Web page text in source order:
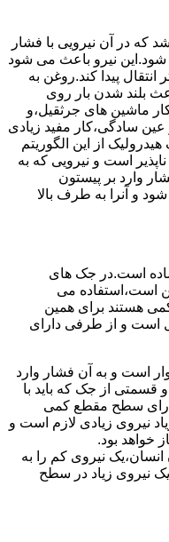
که در آن نیرویی با فشار
شود.این نیرو باعث می شود
پیدا کند.روغن به
بلند شدن بار روی
ماشین های جرثقیل،و
سادگی،کار مفید زیادی
از این الگوریتم
است و نیرویی که به
وارد بر پیستون
و آنرا به طرف بالا
است.در جک های
است،استفاده می
هستند برای همین
است و از طرفی دارای
است و به آن فشار وارد
از جک که باید با
سطح مقطع کمی
نیروی زیادی لازم است و
خواهد بود.
نیروی کم را به
نیروی زیاد در سطح